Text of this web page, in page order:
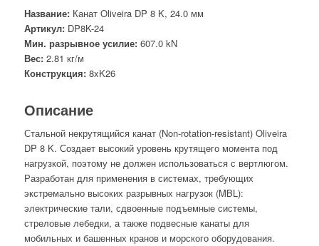
Название:Канат Oliveira DP 8 K, 24.0 мм
Артикул:DP8K-24
Мин. разрывное усилие:607.0 kN
Вес:2.81 кг/м
Конструкция:8xK26
Описание
Стальной некрутящийся канат (Non-rotation-resistant) Oliveira
DP 8 K. Создает высокий уровень крутящего момента под
нагрузкой, поэтому не должен использоваться с вертлюгом.
Разработан для применения в системах, требующих
экстремально высоких разрывных нагрузок (MBL):
электрические тали, сдвоенные подъемные системы,
стреловые лебедки, а также подвесные канаты для
мобильных и башенных кранов и морского оборудования.